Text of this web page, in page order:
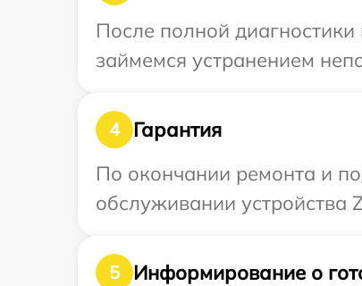
После полной
займемся устранением
4
Гарантия
По окончании ремонта и
обслуживании устройства
5
Информирование о